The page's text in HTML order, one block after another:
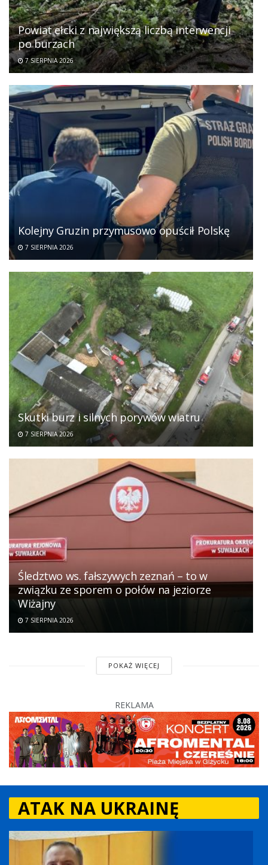
Powiat ełcki z największą liczbą interwencji
po burzach
7 SIERPNIA 2026
Kolejny Gruzin przymusowo opuścił Polskę
7 SIERPNIA 2026
Skutki burz i silnych porywów wiatru
7 SIERPNIA 2026
Śledztwo ws. fałszywych zeznań – to w
związku ze sporem o połów na jeziorze
Wiżajny
7 SIERPNIA 2026
POKAŻ WIĘCEJ
REKLAMA
ATAK NA UKRAINĘ